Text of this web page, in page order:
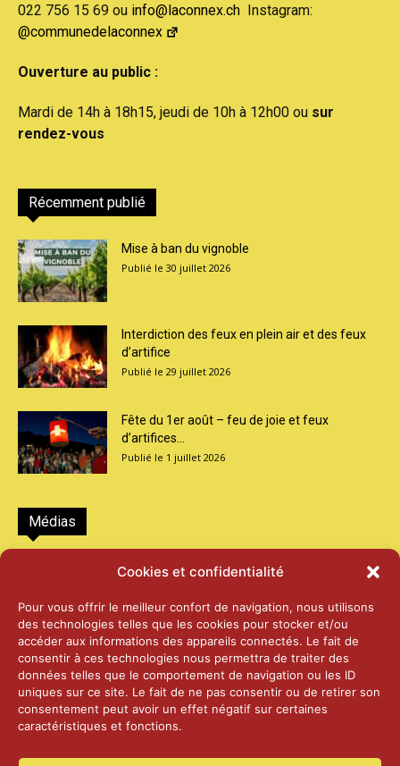
Cookies et confidentialité
Pour vous offrir le meilleur confort de navigation, nous utilisons
des technologies telles que les cookies pour stocker et/ou
accéder aux informations des appareils connectés. Le fait de
consentir à ces technologies nous permettra de traiter des
données telles que le comportement de navigation ou les ID
uniques sur ce site. Le fait de ne pas consentir ou de retirer son
consentement peut avoir un effet négatif sur certaines
caractéristiques et fonctions.
022 756 15 69 ou info@laconnex.ch Instagram:
@communedelaconnex
Ouverture au public :
Mardi de 14h à 18h15, jeudi de 10h à 12h00 ou sur
rendez-vous
Récemment publié
Mise à ban du vignoble
30 juillet 2026
Interdiction des feux en plein air et des feux
d’artifice
29 juillet 2026
Fête du 1er août – feu de joie et feux
d’artifices...
1 juillet 2026
Médias
2026 – Laiterie d’Orsières et Abbaye de St-
25 juin 2026
2025 – Palais Fédéral – Berne
25 juin 2026
14 janvier 2025